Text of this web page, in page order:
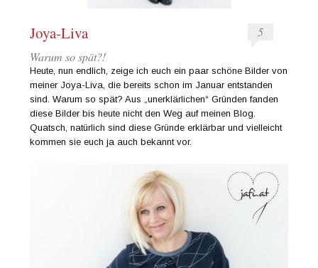
Joya-Liva
5
Warum so spät?!
Heute, nun endlich, zeige ich euch ein paar schöne Bilder von
meiner Joya-Liva, die bereits schon im Januar entstanden
sind. Warum so spät? Aus „unerklärlichen“ Gründen fanden
diese Bilder bis heute nicht den Weg auf meinen Blog.
Quatsch, natürlich sind diese Gründe erklärbar und vielleicht
kommen sie euch ja auch bekannt vor.